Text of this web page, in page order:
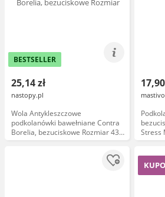
BESTSELLER
25,14 zł
nastopy.pl
Wola Antykleszczowe
podkolanówki bawełniane Contra
Borelia, bezuciskowe Rozmiar 43-
46 Kolor Khaki
Stress